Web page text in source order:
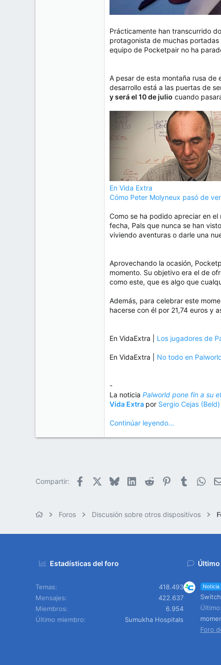
Prácticamente han transcurrido
protagonista de muchas
equipo de Pocketpair no ha
A pesar de esta montaña rusa de
desarrollo está a las puertas de
y será el 10 de julio cuando
En Vida Extra
Cómo Peter Molyneux pasó de
Como se ha podido apreciar en
fecha, Pals que nunca se han
viviendo aventuras o darle una
Aprovechando la ocasión,
momento. Su objetivo era el de
como este, que es algo que
Además, para celebrar este
hacerse con él por 21,74 euros y
En VidaExtra | Los jugadores de
En VidaExtra | No todo en
-
La noticia Palworld pone fin a su
Vida Extra por Sergio Cejas (Beld)
Continúar leyendo...
Compartir: Facebook BlueskyLinkedIn
Reddit PinterestTumblr
Foros Discusión sobre otros dispositivos
Estadísticas del foro
Temas
418.493
Mensajes
422.637
Miembros
6.954
Último miembro
Sumukha Hospitals
Noticia
Foro